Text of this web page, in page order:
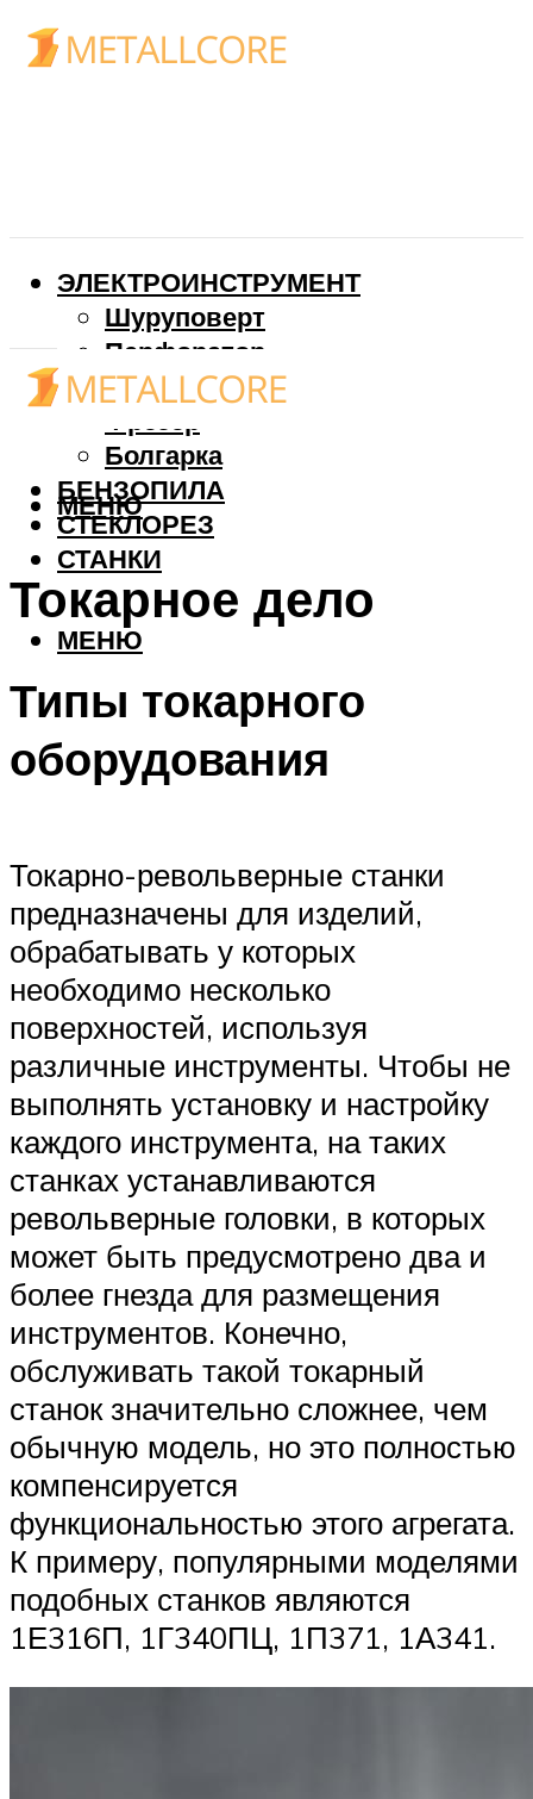
ЭЛЕКТРОИНСТРУМЕНТ
Шуруповерт
Перфоратор
Дрель
Фрезер
Болгарка
БЕНЗОПИЛА
СТЕКЛОРЕЗ
СТАНКИ
МЕНЮ
МЕНЮ
Токарное дело
Типы токарного
оборудования
Токарно-револьверные станки
предназначены для изделий,
обрабатывать у которых
необходимо несколько
поверхностей, используя
различные инструменты. Чтобы не
выполнять установку и настройку
каждого инструмента, на таких
станках устанавливаются
револьверные головки, в которых
может быть предусмотрено два и
более гнезда для размещения
инструментов. Конечно,
обслуживать такой токарный
станок значительно сложнее, чем
обычную модель, но это полностью
компенсируется
функциональностью этого агрегата.
К примеру, популярными моделями
подобных станков являются
1Е316П, 1Г340ПЦ, 1П371, 1А341.